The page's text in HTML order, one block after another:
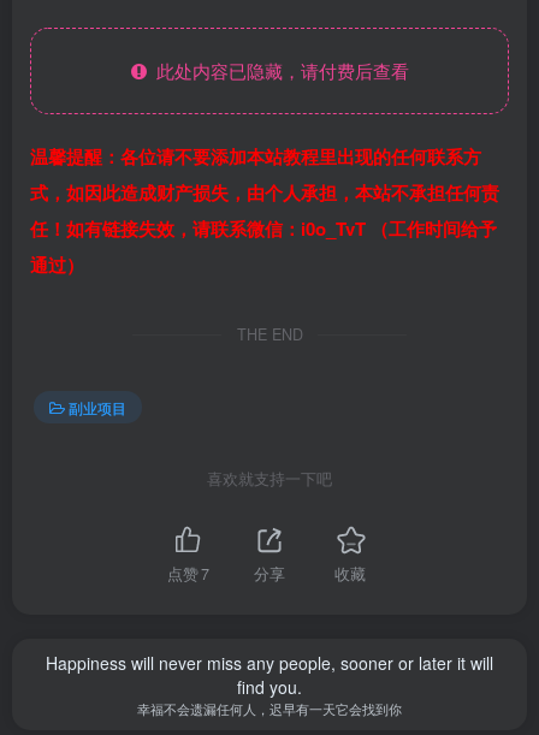
此处内容已隐藏，请付费后查看
温馨提醒：各位请不要添加本站教程里出现的任何联系方
式，如因此造成财产损失，由个人承担，本站不承担任何责
任！如有链接失效，请联系微信：i0o_TvT （工作时间给予
通过）
THE END
副业项目
喜欢就支持一下吧
点赞7 分享 收藏
Happiness will never miss any people, sooner or later it will
find you.
幸福不会遗漏任何人，迟早有一天它会找到你